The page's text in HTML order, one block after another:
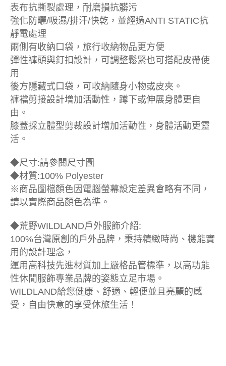
表布抗撕裂處理，耐磨損抗髒污
強化防曬/吸濕/排汗/快乾，並經過ANTI STATIC抗
靜電處理
兩側有收納口袋，旅行收納物品更方便
彈性褲頭與釘扣設計，可調整鬆緊也可搭配皮帶使
用
後方隱藏式口袋，可收納隨身小物或皮夾。
褲襠剪接設計增加活動性，蹲下或伸展身體更自
由。
膝蓋採立體型剪裁設計增加活動性，身體活動更靈
活。
◆尺寸:請參閱尺寸圖
◆材質:100% Polyester
※商品圖檔顏色因電腦螢幕設定差異會略有不同，
請以實際商品顏色為準。
◆荒野WILDLAND戶外服飾介紹:
100%台灣原創的戶外品牌，秉持精緻時尚、機能實
用的設計理念，
運用高科技先進材質加上嚴格品管標準，以高功能
性休閒服飾專業品牌的姿態立足市場。
WILDLAND給您健康、舒適、輕便並且亮麗的感
受，自由快意的享受休旅生活！